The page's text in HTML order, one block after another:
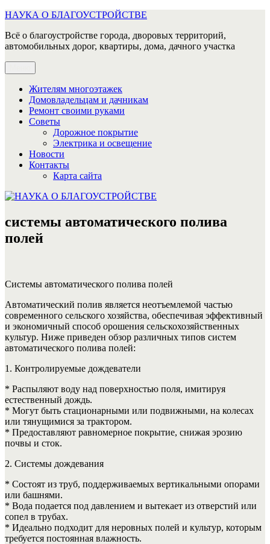
Перейти
содержимому
НАУКА О БЛАГОУСТРОЙСТВЕ
Всё о благоустройстве города, дворовых территорий,
автомобильных дорог, квартиры, дома, дачного участка
Жителям многоэтажек
Домовладельцам и дачникам
Ремонт своими руками
Советы
Дорожное покрытие
Электрика и освещение
Новости
Контакты
Карта сайта
системы автоматического полива
полей
Системы автоматического полива полей
Автоматический полив является неотъемлемой частью
современного сельского хозяйства, обеспечивая эффективный
и экономичный способ орошения сельскохозяйственных
культур. Ниже приведен обзор различных типов систем
автоматического полива полей:
1. Контролируемые дождеватели
* Распыляют воду над поверхностью поля, имитируя
естественный дождь.
* Могут быть стационарными или подвижными, на колесах
или тянущимися за трактором.
* Предоставляют равномерное покрытие, снижая эрозию
почвы и сток.
2. Системы дождевания
* Состоят из труб, поддерживаемых вертикальными опорами
или башнями.
* Вода подается под давлением и вытекает из отверстий или
сопел в трубах.
* Идеально подходит для неровных полей и культур, которым
требуется постоянная влажность.